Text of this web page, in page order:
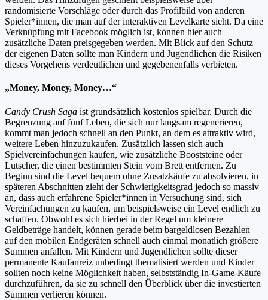
randomisierte Vorschläge oder durch das Profilbild von anderen
Spieler*innen, die man auf der interaktiven Levelkarte sieht. Da eine
Verknüpfung mit Facebook möglich ist, können hier auch
zusätzliche Daten preisgegeben werden. Mit Blick auf den Schutz
der eigenen Daten sollte man Kindern und Jugendlichen die Risiken
dieses Vorgehens verdeutlichen und gegebenenfalls verbieten.
„Money, Money, Money…“
Candy Crush Saga ist grundsätzlich kostenlos spielbar. Durch die
Begrenzung auf fünf Leben, die sich nur langsam regenerieren,
kommt man jedoch schnell an den Punkt, an dem es attraktiv wird,
weitere Leben hinzuzukaufen. Zusätzlich lassen sich auch
Spielvereinfachungen kaufen, wie zusätzliche Booststeine oder
Lutscher, die einen bestimmten Stein vom Brett entfernen. Zu
Beginn sind die Level bequem ohne Zusatzkäufe zu absolvieren, in
späteren Abschnitten zieht der Schwierigkeitsgrad jedoch so massiv
an, dass auch erfahrene Spieler*innen in Versuchung sind, sich
Vereinfachungen zu kaufen, um beispielsweise ein Level endlich zu
schaffen. Obwohl es sich hierbei in der Regel um kleinere
Geldbeträge handelt, können gerade beim bargeldlosen Bezahlen
auf den mobilen Endgeräten schnell auch einmal monatlich größere
Summen anfallen. Mit Kindern und Jugendlichen sollte dieser
permanente Kaufanreiz unbedingt thematisiert werden und Kinder
sollten noch keine Möglichkeit haben, selbstständig In-Game-Käufe
durchzuführen, da sie zu schnell den Überblick über die investierten
Summen verlieren können.